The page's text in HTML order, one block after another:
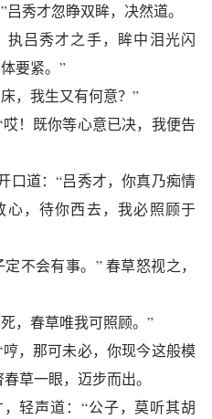
秀才忽睁双眸，决然道。
吕秀才之手，眸中泪光闪
要紧。”
，我生又有何意？”
！既你等心意已决，我便告
口道：“吕秀才，你真乃痴情
心，待你西去，我必照顾于
不会有事。” 春草怒视之，
，春草唯我可照顾。”
，那可未必，你现今这般模
草一眼，迈步而出。
轻声道：“公子，莫听其胡